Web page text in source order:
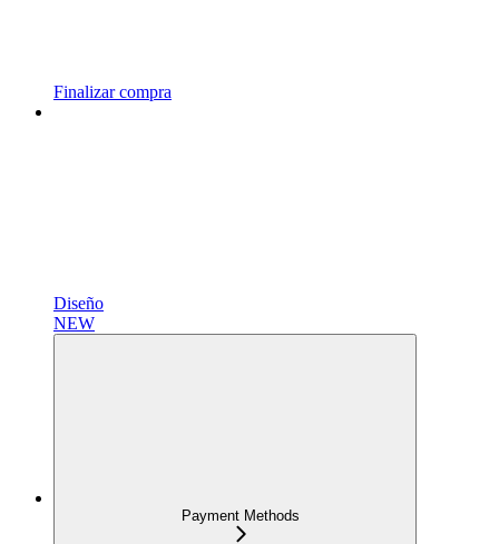
Finalizar compra
Diseño
NEW
Payment Methods